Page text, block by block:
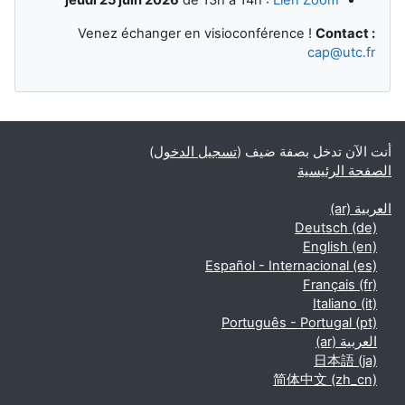
Venez échanger en visioconférence ! Contact :
cap@utc.fr
أنت الآن تدخل بصفة ضيف (تسجيل الدخول)
الصفحة الرئيسية
العربية ‎(ar)‎
Deutsch ‎(de)‎
English ‎(en)‎
Español - Internacional ‎(es)‎
Français ‎(fr)‎
Italiano ‎(it)‎
Português - Portugal ‎(pt)‎
العربية ‎(ar)‎
日本語 ‎(ja)‎
简体中文 ‎(zh_cn)‎